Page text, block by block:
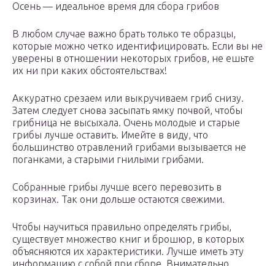
Осень — идеальное время для сбора грибов
В любом случае важно брать только те образцы,
которые можно четко идентифицировать. Если вы не
уверены в отношении некоторых грибов, не ешьте
их ни при каких обстоятельствах!
Аккуратно срезаем или выкручиваем гриб снизу.
Затем следует снова засыпать ямку почвой, чтобы
грибница не высыхала. Очень молодые и старые
грибы лучше оставить. Имейте в виду, что
большинство отравлений грибами вызывается не
поганками, а старыми гнилыми грибами.
Собранные грибы лучше всего перевозить в
корзинах. Так они дольше остаются свежими.
Чтобы научиться правильно определять грибы,
существует множество книг и брошюр, в которых
объясняются их характеристики. Лучше иметь эту
информацию с собой при сборе. Внимательно